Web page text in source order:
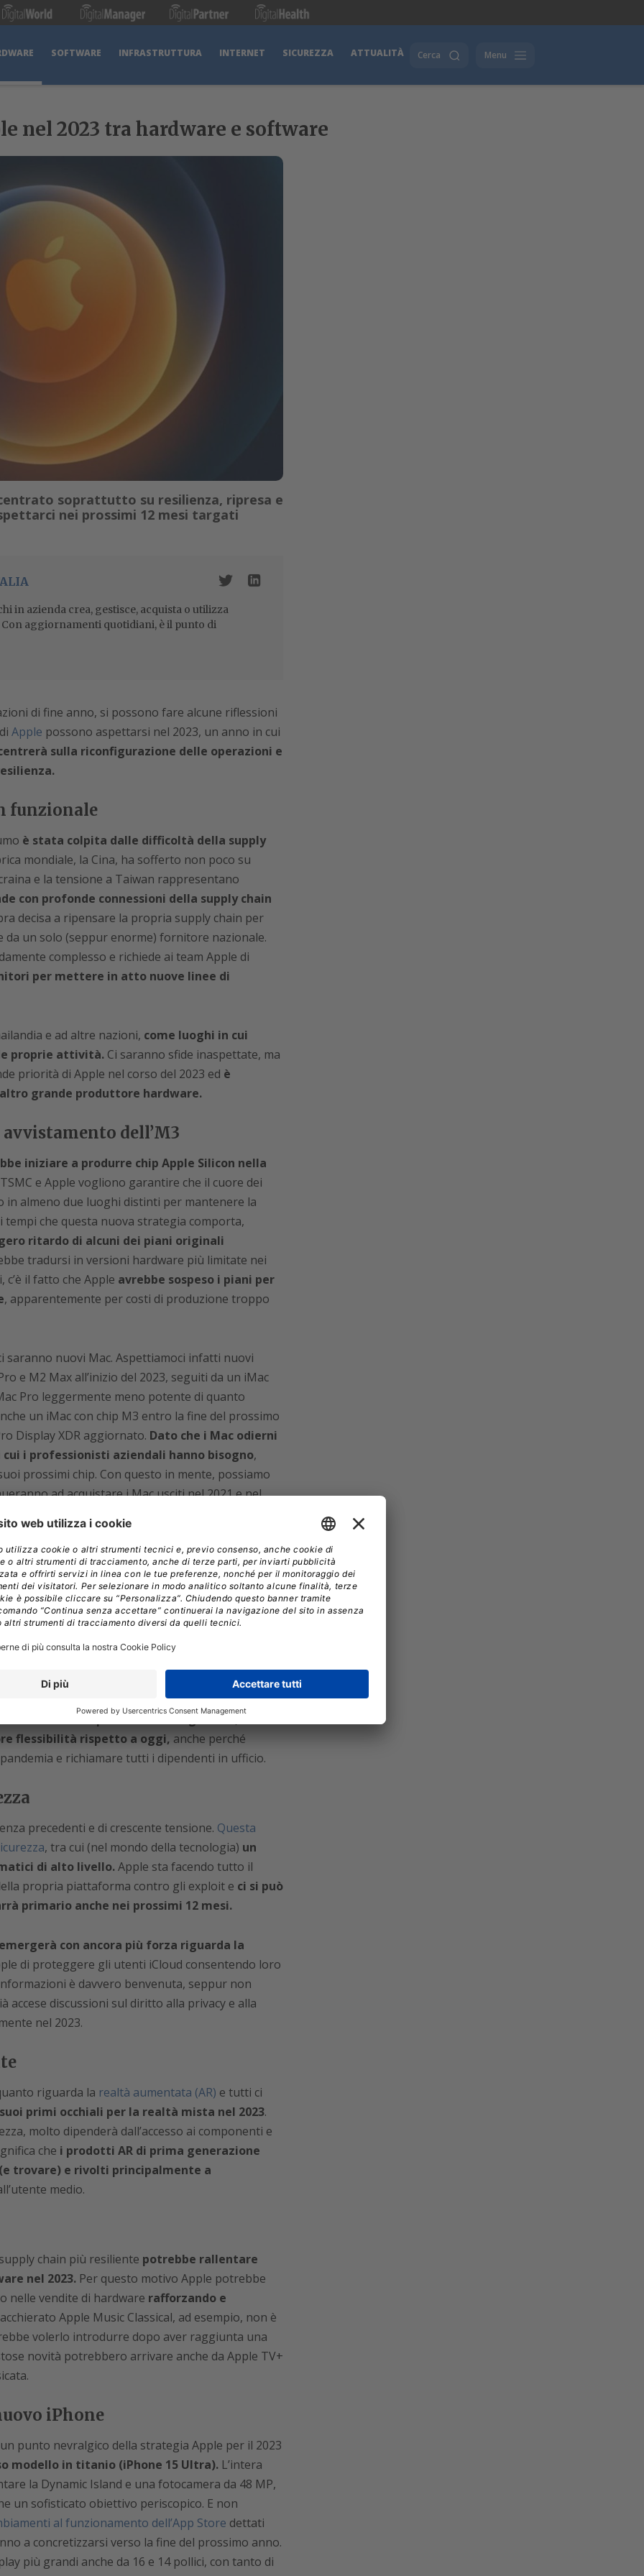
SOFTWARE INFRASTRUTTURA INTERNET SICUREZZA ATTUALITÀ Cerca Menu
nel 2023 tra hardware e software
soprattutto su resilienza, ripresa e
nei prossimi 12 mesi targati
in azienda crea, gestisce, acquista o utilizza
aggiornamenti quotidiani, è il punto di
di fine anno, si possono fare alcune riflessioni
Apple possono aspettarsi nel 2023, un anno in cui
sulla riconfigurazione delle operazioni e
funzionale
è stata colpita dalle difficoltà della supply
mondiale, la Cina, ha sofferto non poco su
e la tensione a Taiwan rappresentano
con profonde connessioni della supply chain
decisa a ripensare la propria supply chain per
un solo (seppur enorme) fornitore nazionale.
complesso e richiede ai team Apple di
per mettere in atto nuove linee di
e ad altre nazioni, come luoghi in cui
proprie attività.Ci saranno sfide inaspettate, ma
priorità di Apple nel corso del 2023 ed è
grande produttore hardware.
dell’M3
iniziare a produrre chip Apple Silicon nella
e Apple vogliono garantire che il cuore dei
in almeno due luoghi distinti per mantenere la
tempi che questa nuova strategia comporta,
ritardo di alcuni dei piani originali
tradursi in versioni hardware più limitate nei
il fatto che Apple avrebbe sospeso i piani per
, apparentemente per costi di produzione troppo
saranno nuovi Mac. Aspettiamoci infatti nuovi
e M2 Max all’inizio del 2023, seguiti da un iMac
Pro leggermente meno potente di quanto
un iMac con chip M3 entro la fine del prossimo
Display XDR aggiornato. Dato che i Mac odierni
i professionisti aziendali hanno bisogno,
prossimi chip. Con questo in mente, possiamo
ad acquistare i Mac usciti nel 2021 e nel
adotterà un approccio ibrido alla WWDC della
suoi grandi eventi pubblici in futuro. In parte,
funzionato bene da quando si è reso necessario a
che gli eventi ibridi sono molto più economici e,
più persone.
in questo periodo come il ritorno in ufficio, nel
resistenza dei dipendenti che vogliono e, in
flessibilità rispetto a oggi, anche perché
e richiamare tutti i dipendenti in ufficio.
precedenti e di crescente tensione. Questa
, tra cui (nel mondo della tecnologia) un
di alto livello.Apple sta facendo tutto il
propria piattaforma contro gli exploit e ci si può
primario anche nei prossimi 12 mesi.
con ancora più forza riguarda la
di proteggere gli utenti iCloud consentendo loro
è davvero benvenuta, seppur non
accese discussioni sul diritto alla privacy e alla
nel 2023.
riguarda la realtà aumentata (AR) e tutti ci
primi occhiali per la realtà mista nel 2023.
molto dipenderà dall’accesso ai componenti e
che i prodotti AR di prima generazione
trovare) e rivolti principalmente a
medio.
chain più resiliente potrebbe rallentare
nel 2023.Per questo motivo Apple potrebbe
nelle vendite di hardware rafforzando e
Apple Music Classical, ad esempio, non è
volerlo introdurre dopo aver raggiunta una
novità potrebbero arrivare anche da Apple TV+
iPhone
punto nevralgico della strategia Apple per il 2023
modello in titanio (iPhone 15 Ultra).L’intera
la Dynamic Island e una fotocamera da 48 MP,
un sofisticato obiettivo periscopico. E non
al funzionamento dell’App Store dettati
a concretizzarsi verso la fine del prossimo anno.
più grandi anche da 16 e 14 pollici, con tanto di